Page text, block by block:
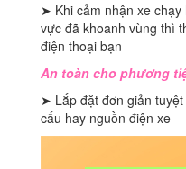
➤ Khi cảm nhận xe
vực đã khoanh vùng thì
điện thoại bạn
An toàn cho phương
➤ Lắp đặt đơn giản
cấu hay nguồn điện xe